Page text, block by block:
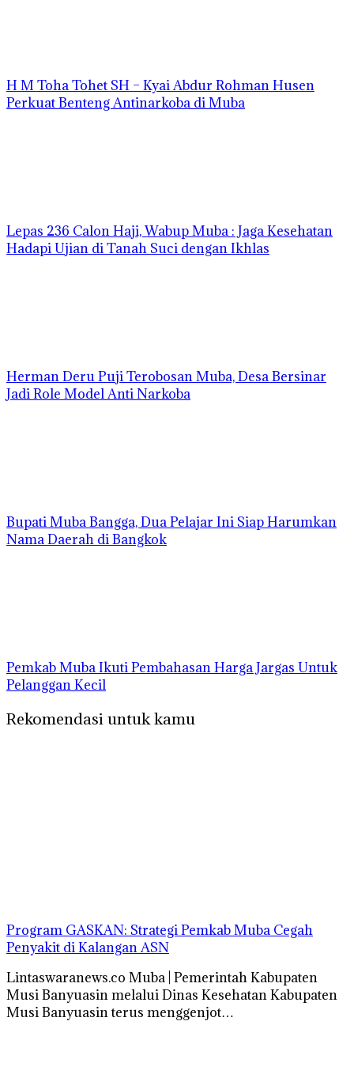
H M Toha Tohet SH – Kyai Abdur Rohman Husen
Perkuat Benteng Antinarkoba di Muba
Lepas 236 Calon Haji, Wabup Muba : Jaga Kesehatan
Hadapi Ujian di Tanah Suci dengan Ikhlas
Herman Deru Puji Terobosan Muba, Desa Bersinar
Jadi Role Model Anti Narkoba
Bupati Muba Bangga, Dua Pelajar Ini Siap Harumkan
Nama Daerah di Bangkok
Pemkab Muba Ikuti Pembahasan Harga Jargas Untuk
Pelanggan Kecil
Rekomendasi untuk kamu
Program GASKAN: Strategi Pemkab Muba Cegah
Penyakit di Kalangan ASN
Lintaswaranews.co Muba | Pemerintah Kabupaten
Musi Banyuasin melalui Dinas Kesehatan Kabupaten
Musi Banyuasin terus menggenjot…